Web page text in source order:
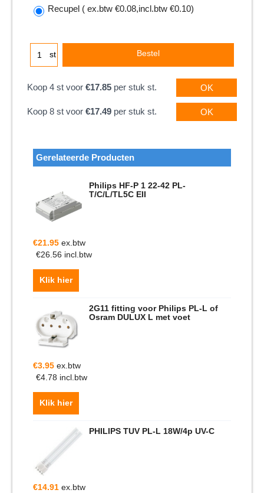
Recupel ( ex.btw €0.08,incl.btw €0.10)
st Bestel
Koop 4 st voor €17.85 per stuk st. OK
Koop 8 st voor €17.49 per stuk st. OK
Gerelateerde Producten
Philips HF-P 1 22-42 PL-
T/C/L/TL5C EII
€21.95 ex.btw
€26.56 incl.btw
Klik hier
2G11 fitting voor Philips PL-L of
Osram DULUX L met voet
€3.95 ex.btw
€4.78 incl.btw
Klik hier
PHILIPS TUV PL-L 18W/4p UV-C
€14.91 ex.btw